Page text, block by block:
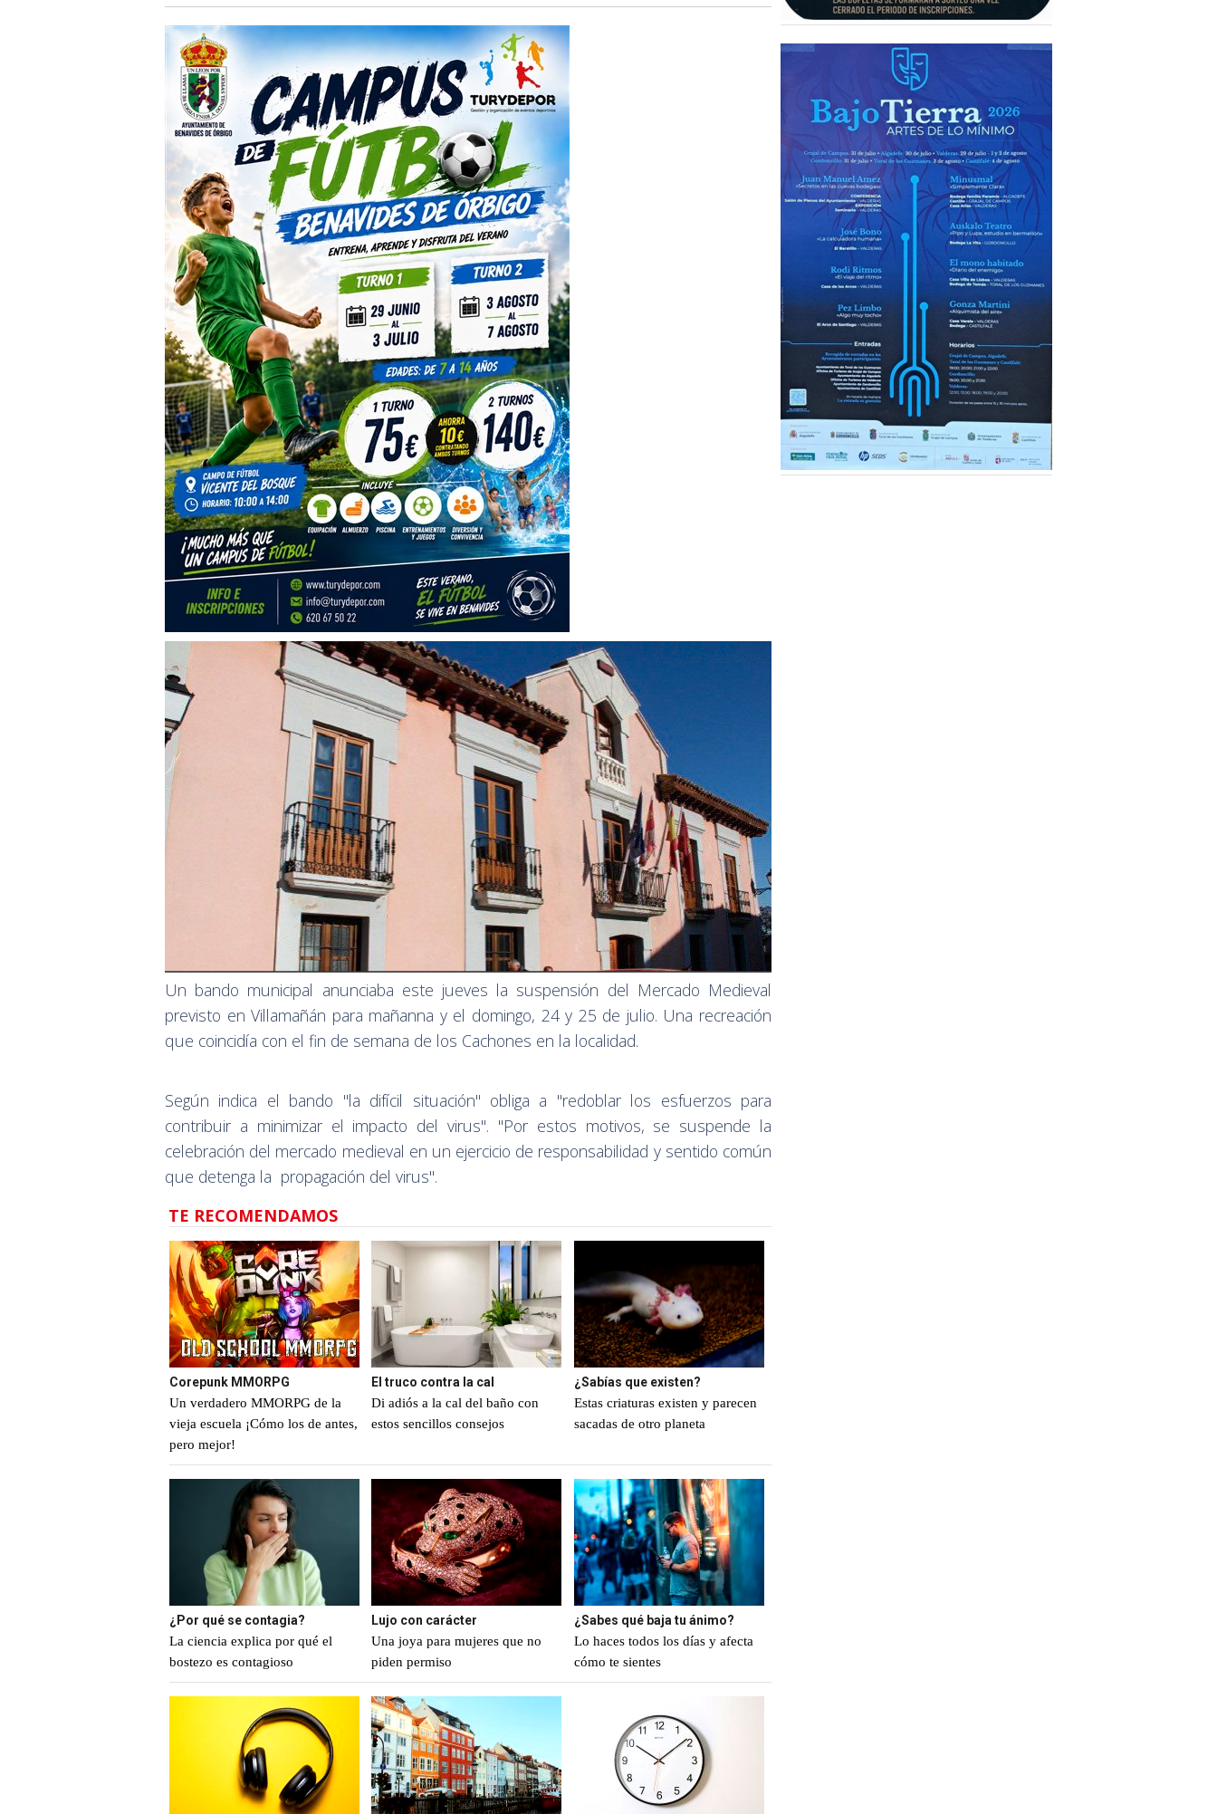
Un bando municipal anunciaba este jueves la suspensión del Mercado Medieval
previsto en Villamañán para mañanna y el domingo, 24 y 25 de julio. Una recreación
que coincidía con el fin de semana de los Cachones en la localidad.
Según indica el bando "la difícil situación" obliga a "redoblar los esfuerzos para
contribuir a minimizar el impacto del virus". "Por estos motivos, se suspende la
celebración del mercado medieval en un ejercicio de responsabilidad y sentido común
que detenga la propagación del virus".
TE RECOMENDAMOS
Corepunk MMORPG
Un verdadero MMORPG de la
vieja escuela ¡Cómo los de antes,
pero mejor!
El truco contra la cal
Di adiós a la cal del baño con
estos sencillos consejos
¿Sabías que existen?
Estas criaturas existen y parecen
sacadas de otro planeta
¿Por qué se contagia?
La ciencia explica por qué el
bostezo es contagioso
Lujo con carácter
Una joya para mujeres que no
piden permiso
¿Sabes qué baja tu ánimo?
Lo haces todos los días y afecta
cómo te sientes